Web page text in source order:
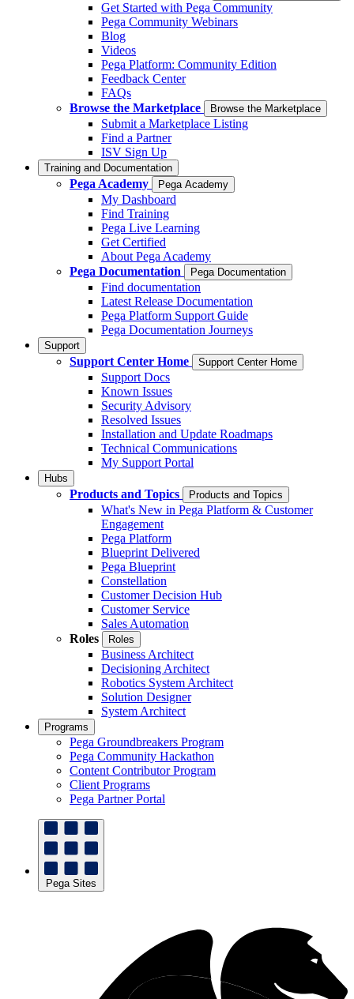
Get Started with Pega Community
Pega Community Webinars
Blog
Videos
Pega Platform: Community Edition
Feedback Center
FAQs
Browse the Marketplace
Browse the Marketplace
Submit a Marketplace Listing
Find a Partner
ISV Sign Up
Training and Documentation
Pega Academy Pega Academy
My Dashboard
Find Training
Pega Live Learning
Get Certified
About Pega Academy
Pega Documentation
Pega Documentation
Find documentation
Latest Release Documentation
Pega Platform Support Guide
Pega Documentation Journeys
Support
Support Center Home Support Center Home
Support Docs
Known Issues
Security Advisory
Resolved Issues
Installation and Update Roadmaps
Technical Communications
My Support Portal
Hubs
Products and Topics Products and Topics
What's New in Pega Platform & Customer
Engagement
Pega Platform
Blueprint Delivered
Pega Blueprint
Constellation
Customer Decision Hub
Customer Service
Sales Automation
Roles
Roles
Business Architect
Decisioning Architect
Robotics System Architect
Solution Designer
System Architect
Programs
Pega Groundbreakers Program
Pega Community Hackathon
Content Contributor Program
Client Programs
Pega Partner Portal
Pega Sites